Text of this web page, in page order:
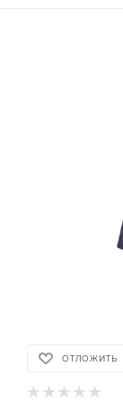
ОТЛОЖИТЬ